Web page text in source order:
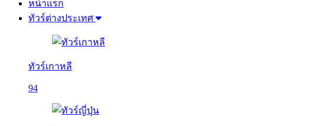
หน้าแรก
ทัวร์ต่างประเทศ
ทัวร์เกาหลี
94